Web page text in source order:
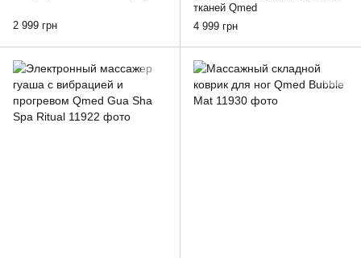
2 999 грн
тканей Qmed
4 999 грн